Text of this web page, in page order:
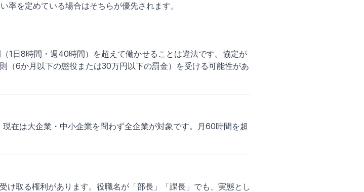
率を定めている場合はそちらが優先されます。
1日8時間・週40時間）を超えて働かせることは違法です。協定が
（6か月以下の懲役または30万円以下の罰金）を受ける可能性があ
在は大企業・中小企業を問わず全企業が対象です。月60時間を超
け取る権利があります。役職名が「部長」「課長」でも、実態とし